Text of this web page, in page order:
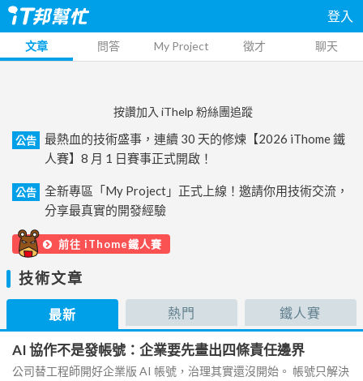
登入
文章 問答 My Project 徵才 聊天
按讚加入 iThelp 粉絲團追蹤
公告
最熱血的技術盛事，連續 30 天的修煉【2026 iThome 鐵
人賽】8 月 1 日賽事正式開啟！
公告
全新專區「My Project」正式上線！邀請你用技術交流，
分享最真實的開發經驗
前往 iThome鐵人賽
技術文章
最新 熱門 鐵人賽
AI 協作不是發帳號：企業要先畫出四條責任邊界
公司替工程師開好企業版 AI 帳號，治理其實還沒開始。 帳號只解決